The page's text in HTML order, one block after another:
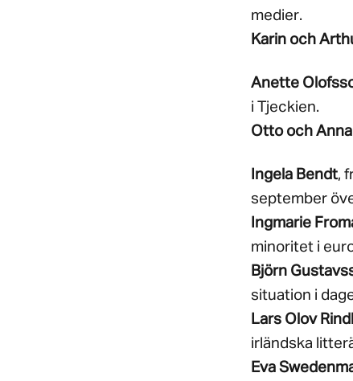
medier.
Karin och
Anette
i Tjeckien.
Otto och
Ingela Bendt,
september
Ingmarie
minoritet i
Björn
situation i
Lars Olov
irländska
Eva